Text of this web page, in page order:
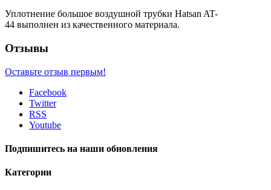
Уплотнение большое воздушной трубки Hatsan AT-
44 выполнен из качественного материала.
Отзывы
Оставьте отзыв первым!
Facebook
Twitter
RSS
Youtube
Подпишитесь на наши обновления
Категории